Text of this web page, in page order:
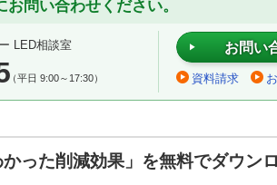
問い合わせください。
LED相談室
（平日 9:00～17:30）
お問い
資料請求
った削減効果」を無料でダウン